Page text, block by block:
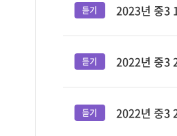
2023년 중3
2022년 중3
2022년 중3